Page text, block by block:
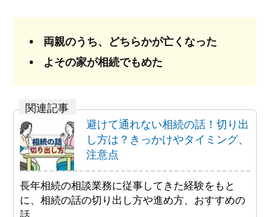
両親のうち、どちらかが亡くなった
よその家が相続でもめた
避けて通れない相続の話！切り出
し方は？きっかけやタイミング、
注意点
長年相続の相談業務に従事してきた経験をもと
に、相続の話の切り出し方や進め方、おすすめの
話……